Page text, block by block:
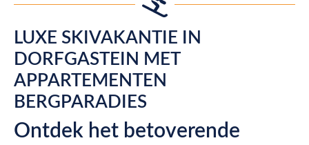
LUXE SKIVAKANTIE IN
DORFGASTEIN MET
APPARTEMENTEN
BERGPARADIES
Ontdek het betoverende